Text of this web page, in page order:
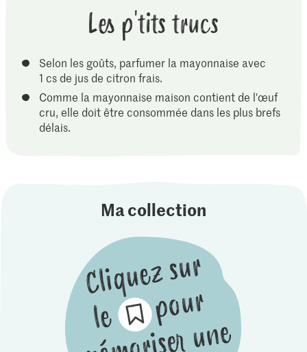
Les p'tits trucs
Selon les goûts, parfumer la mayonnaise avec
1 cs de jus de citron frais.
Comme la mayonnaise maison contient de l'œuf
cru, elle doit être consommée dans les plus brefs
délais.
Ma collection